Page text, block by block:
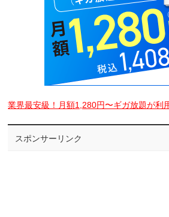
業界最安級！月額1,280円〜ギガ放題が利
スポンサーリンク